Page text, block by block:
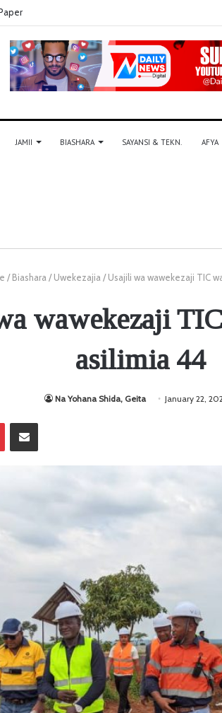
JAMII BIASHARA SAYANSI & TEKN. AFYA
/ Biashara / Uwekezajia / Usajili wa wawekezaji TIC
wawekezaji
asilimia 44
Na Yohana Shida, Geita January 22,